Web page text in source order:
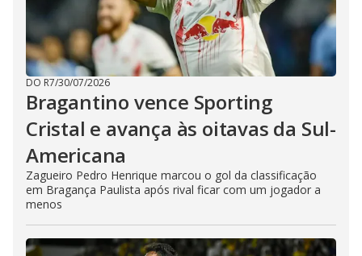
DO R7/30/07/2026
Bragantino vence Sporting
Cristal e avança às oitavas da Sul-
Americana
Zagueiro Pedro Henrique marcou o gol da classificação
em Bragança Paulista após rival ficar com um jogador a
menos